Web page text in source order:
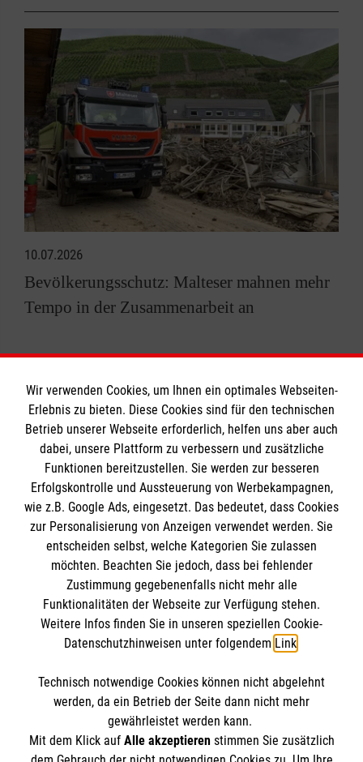
10.07.2026
Bevölkerungsschutz: Malteser mahnen mehr
Tempo in der Zusammenarbeit an
Informationen
Impressum
Datenschutz
Barrierefreiheit
Kontakt
Die Malteser
Malteser in Deutschland
Sharepoint
So finden Sie uns
Graf-Bentzel-Straße 84
Wir verwenden Cookies, um Ihnen ein optimales Webseiten-
Erlebnis zu bieten. Diese Cookies sind für den technischen
Betrieb unserer Webseite erforderlich, helfen uns aber auch
dabei, unsere Plattform zu verbessern und zusätzliche
Funktionen bereitzustellen. Sie werden zur besseren
Erfolgskontrolle und Aussteuerung von Werbekampagnen,
wie z.B. Google Ads, eingesetzt. Das bedeutet, dass Cookies
zur Personalisierung von Anzeigen verwendet werden. Sie
entscheiden selbst, welche Kategorien Sie zulassen
möchten. Beachten Sie jedoch, dass bei fehlender
Zustimmung gegebenenfalls nicht mehr alle
Funktionalitäten der Webseite zur Verfügung stehen.
Weitere Infos finden Sie in unseren speziellen Cookie-
Datenschutzhinweisen unter folgendem Link.
Technisch notwendige Cookies können nicht abgelehnt
werden, da ein Betrieb der Seite dann nicht mehr
gewährleistet werden kann.
Mit dem Klick auf Alle akzeptierenstimmen Sie zusätzlich